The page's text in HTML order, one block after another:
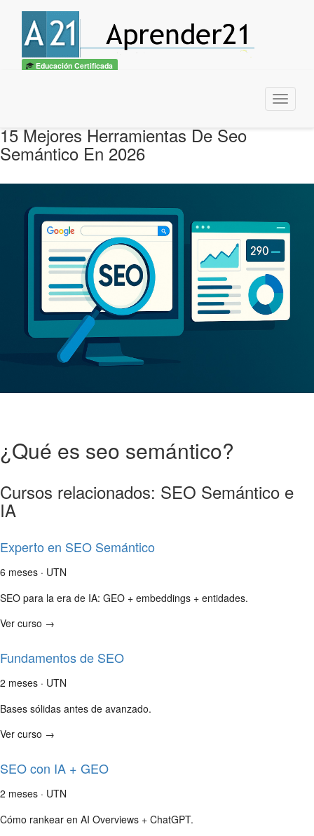
Educación Certificada
Menu
15 Mejores Herramientas De Seo
Semántico En 2026
¿Qué es seo semántico?
Cursos relacionados: SEO Semántico e
IA
Experto en SEO Semántico
6 meses · UTN
SEO para la era de IA: GEO + embeddings + entidades.
Ver curso →
Fundamentos de SEO
2 meses · UTN
Bases sólidas antes de avanzado.
Ver curso →
SEO con IA + GEO
2 meses · UTN
Cómo rankear en AI Overviews + ChatGPT.